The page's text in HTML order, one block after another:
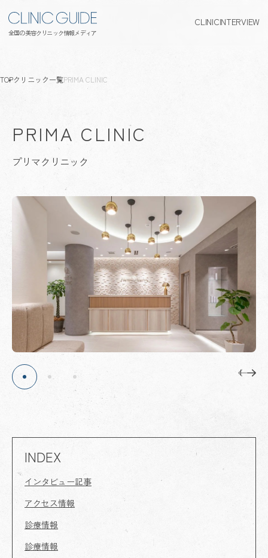
全国の美容クリニック情報メディア
CLINICINTERVIEW
TOPクリニック一覧PRIMA CLINIC
PRIMA CLINIC
プリマクリニック
INDEX
インタビュー記事
アクセス情報
診療情報
診療情報